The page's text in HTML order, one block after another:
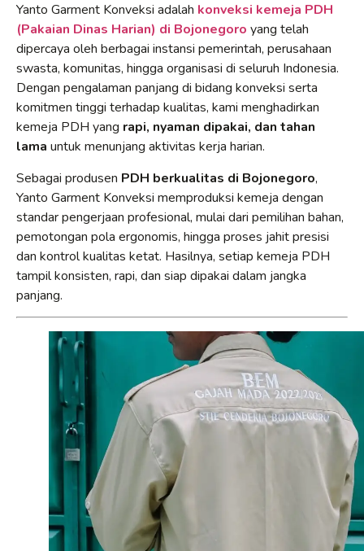
Yanto Garment Konveksi adalah konveksi kemeja PDH
(Pakaian Dinas Harian) di Bojonegoro yang telah
dipercaya oleh berbagai instansi pemerintah, perusahaan
swasta, komunitas, hingga organisasi di seluruh Indonesia.
Dengan pengalaman panjang di bidang konveksi serta
komitmen tinggi terhadap kualitas, kami menghadirkan
kemeja PDH yang rapi, nyaman dipakai, dan tahan
lama untuk menunjang aktivitas kerja harian.
Sebagai produsen PDH berkualitas di Bojonegoro,
Yanto Garment Konveksi memproduksi kemeja dengan
standar pengerjaan profesional, mulai dari pemilihan bahan,
pemotongan pola ergonomis, hingga proses jahit presisi
dan kontrol kualitas ketat. Hasilnya, setiap kemeja PDH
tampil konsisten, rapi, dan siap dipakai dalam jangka
panjang.